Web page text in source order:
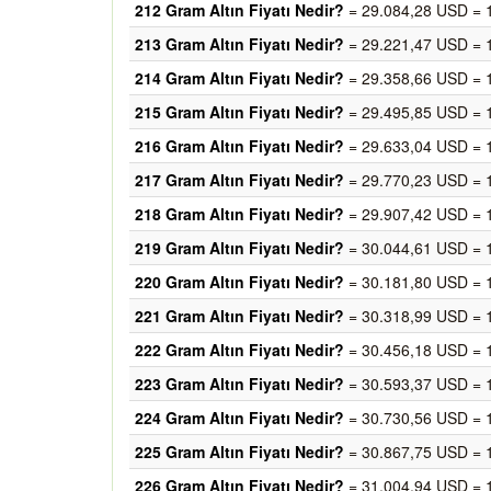
212 Gram Altın Fiyatı Nedir? = 29.084,28 USD =
213 Gram Altın Fiyatı Nedir? = 29.221,47 USD =
214 Gram Altın Fiyatı Nedir? = 29.358,66 USD =
215 Gram Altın Fiyatı Nedir? = 29.495,85 USD =
216 Gram Altın Fiyatı Nedir? = 29.633,04 USD =
217 Gram Altın Fiyatı Nedir? = 29.770,23 USD =
218 Gram Altın Fiyatı Nedir? = 29.907,42 USD =
219 Gram Altın Fiyatı Nedir? = 30.044,61 USD =
220 Gram Altın Fiyatı Nedir? = 30.181,80 USD =
221 Gram Altın Fiyatı Nedir? = 30.318,99 USD =
222 Gram Altın Fiyatı Nedir? = 30.456,18 USD =
223 Gram Altın Fiyatı Nedir? = 30.593,37 USD =
224 Gram Altın Fiyatı Nedir? = 30.730,56 USD =
225 Gram Altın Fiyatı Nedir? = 30.867,75 USD =
226 Gram Altın Fiyatı Nedir? = 31.004,94 USD =